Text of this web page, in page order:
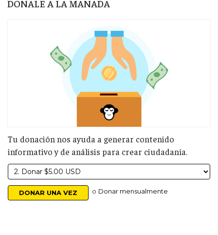
DONALE A LA MANADA
Tu donación nos ayuda a generar contenido
informativo y de análisis para crear ciudadanía.
o Donar mensualmente